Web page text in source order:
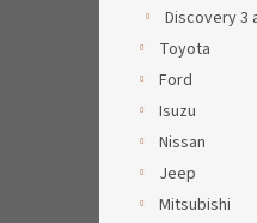
Discovery 3
Toyota
Ford
Isuzu
Nissan
Jeep
Mitsubishi